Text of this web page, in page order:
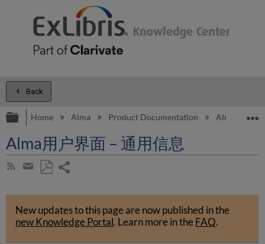
Back
Expand/collapse global hierarchy
Home Alma Product Documentation Alma Online
Alma用户界面 – 通用信息
Subscribe
RSS
Share
by
email
as
PDF
New updates to this page are now published in the
new Knowledge Portal. Learn more in theFAQ.